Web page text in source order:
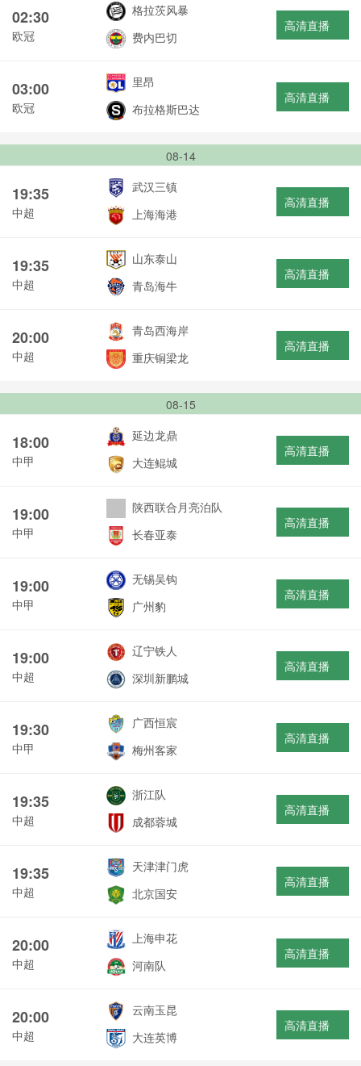
02:30
欧冠
格拉茨风暴
费内巴切
高清直播
03:00
欧冠
里昂
布拉格斯巴达
高清直播
08-14
19:35
中超
武汉三镇
上海海港
高清直播
19:35
中超
山东泰山
青岛海牛
高清直播
20:00
中超
青岛西海岸
重庆铜梁龙
高清直播
08-15
18:00
中甲
延边龙鼎
大连鲲城
高清直播
19:00
中甲
陕西联合月亮泊队
长春亚泰
高清直播
19:00
中甲
无锡吴钩
广州豹
高清直播
19:00
中超
辽宁铁人
深圳新鹏城
高清直播
19:30
中甲
广西恒宸
梅州客家
高清直播
19:35
中超
浙江队
成都蓉城
高清直播
19:35
中超
天津津门虎
北京国安
高清直播
20:00
中超
上海申花
河南队
高清直播
20:00
中超
云南玉昆
大连英博
高清直播